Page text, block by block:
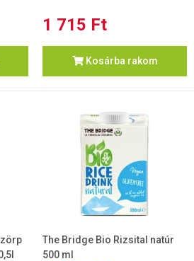
1 715 Ft
Kosárba rakom
The Bridge Bio Rizsital natúr
500 ml